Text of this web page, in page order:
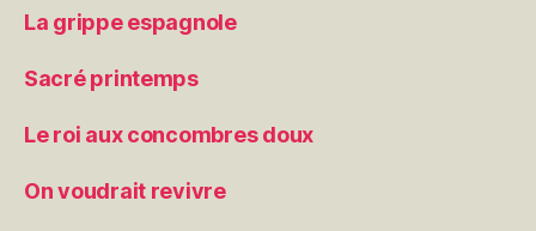
La grippe espagnole
Sacré printemps
Le roi aux concombres doux
On voudrait revivre